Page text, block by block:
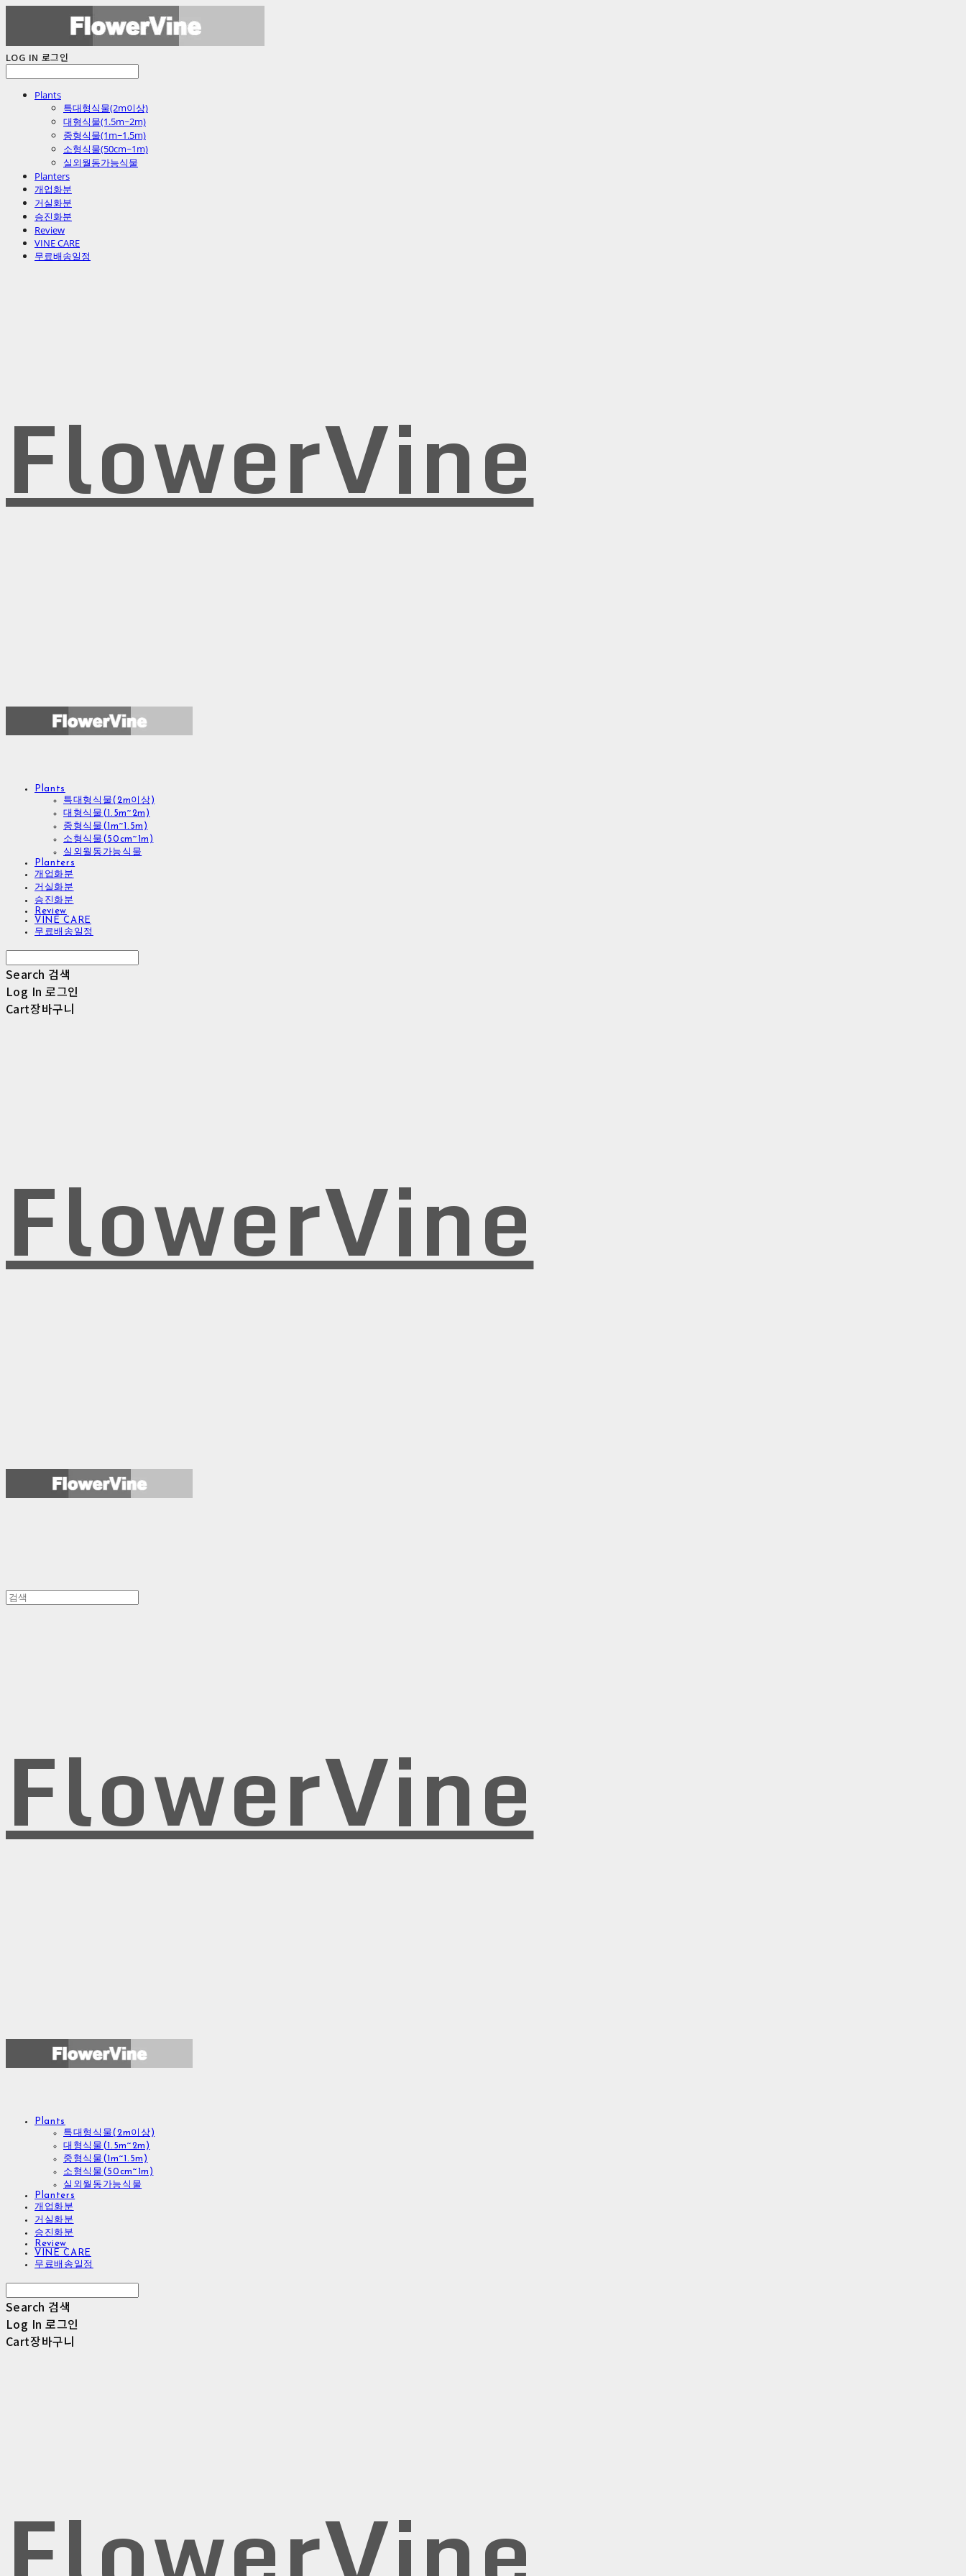
LOG IN 로그인
Plants
특대형식물(2m이상)
대형식물(1.5m~2m)
중형식물(1m~1.5m)
소형식물(50cm~1m)
실외월동가능식물
Planters
개업화분
거실화분
승진화분
Review
VINE CARE
무료배송일정
FlowerVine
Plants
특대형식물(2m이상)
대형식물(1.5m~2m)
중형식물(1m~1.5m)
소형식물(50cm~1m)
실외월동가능식물
Planters
개업화분
거실화분
승진화분
Review
VINE CARE
무료배송일정
Search 검색
Log In 로그인
Cart장바구니
FlowerVine
FlowerVine
Plants
특대형식물(2m이상)
대형식물(1.5m~2m)
중형식물(1m~1.5m)
소형식물(50cm~1m)
실외월동가능식물
Planters
개업화분
거실화분
승진화분
Review
VINE CARE
무료배송일정
Search 검색
Log In 로그인
Cart장바구니